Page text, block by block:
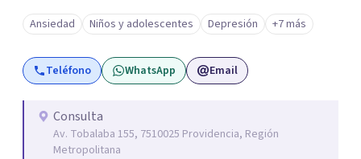
Ansiedad Niños y adolescentes Depresión +7 más
Teléfono WhatsApp Email
Consulta
Av. Tobalaba 155, 7510025 Providencia, Región
Metropolitana